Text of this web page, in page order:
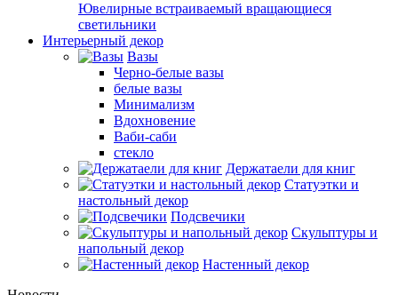
Ювелирные встраиваемый вращающиеся
светильники
Интерьерный декор
Вазы
Черно-белые вазы
белые вазы
Минимализм
Вдохновение
Ваби-саби
стекло
Держатаели для книг
Статуэтки и
настольный декор
Подсвечики
Скульптуры и
напольный декор
Настенный декор